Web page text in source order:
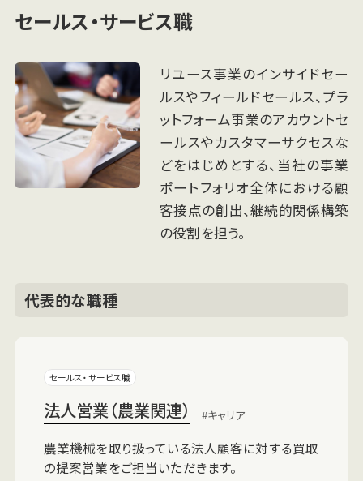
セールス・サービス職
リユース事業のインサイドセー
ルスやフィールドセールス、プラ
ットフォーム事業のアカウントセ
ールスやカスタマーサクセスな
どをはじめとする、当社の事業
ポートフォリオ全体における顧
客接点の創出、継続的関係構築
の役割を担う。
代表的な職種
セールス・サービス職
法人営業（農業関連） キャリア
農業機械を取り扱っている法人顧客に対する買取
の提案営業をご担当いただきます。